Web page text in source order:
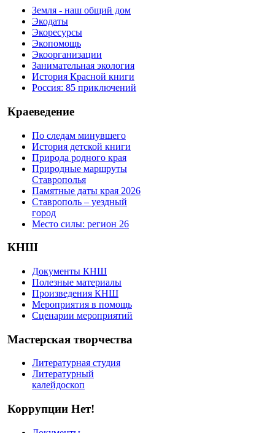
Земля - наш общий дом
Экодаты
Экоресурсы
Экопомощь
Экоорганизации
Занимательная экология
История Красной книги
Россия: 85 приключений
Краеведение
По следам минувшего
История детской книги
Природа родного края
Природные маршруты
Ставрополья
Памятные даты края 2026
Ставрополь – уездный
город
Место силы: регион 26
КНШ
Документы КНШ
Полезные материалы
Произведения КНШ
Мероприятия в помощь
Сценарии мероприятий
Мастерская творчества
Литературная студия
Литературный
калейдоскоп
Коррупции Нет!